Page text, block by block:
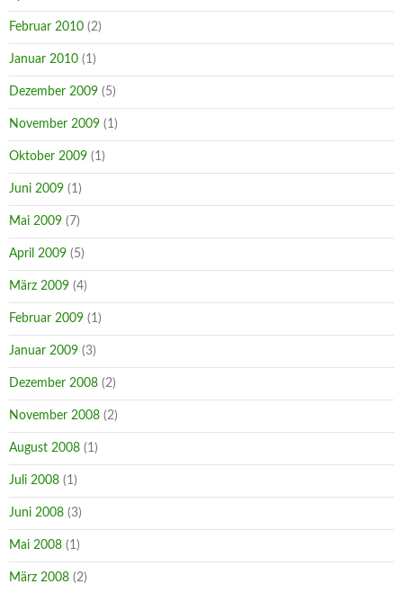
Februar 2010 (2)
Januar 2010 (1)
Dezember 2009 (5)
November 2009 (1)
Oktober 2009 (1)
Juni 2009 (1)
Mai 2009 (7)
April 2009 (5)
März 2009 (4)
Februar 2009 (1)
Januar 2009 (3)
Dezember 2008 (2)
November 2008 (2)
August 2008 (1)
Juli 2008 (1)
Juni 2008 (3)
Mai 2008 (1)
März 2008 (2)